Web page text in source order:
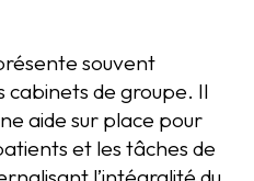
souvent
cabinets de groupe. Il
aide sur place pour
et les tâches de